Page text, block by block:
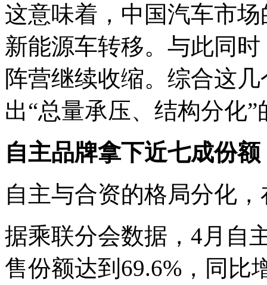
这意味着，中国汽车市
新能源车转移。与此同
阵营继续收缩。综合这
出“总量承压、结构分化
自主品牌拿下近七成份
自主与合资的格局分化
据乘联分会数据，4月自
售份额达到69.6%，同比